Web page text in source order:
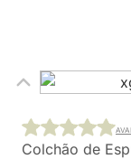
Colchão de